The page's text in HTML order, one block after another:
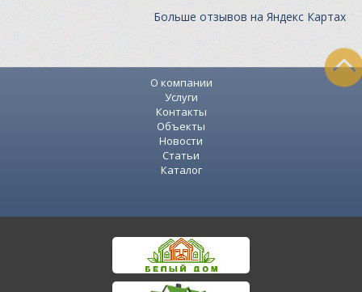
Больше отзывов на Яндекс Картах
О компании
Услуги
Контакты
Объекты
Новости
Статьи
Каталог